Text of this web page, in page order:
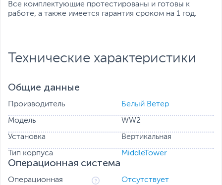
Все комплектующие протестированы и готовы к
работе, а также имеется гарантия сроком на 1 год.
Технические характеристики
Общие данные
Производитель Белый Ветер
Модель WW2
Установка Вертикальная
Тип корпуса MiddleTower
Операционная система
Операционная
Отсутствует